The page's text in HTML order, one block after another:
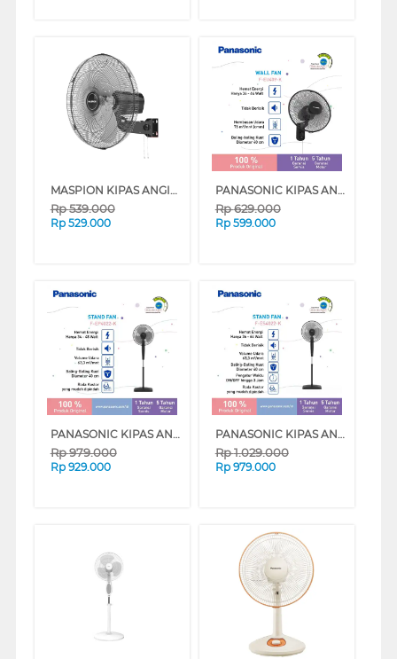
MASPION KIPAS ANGIN INDUSTRI INDUSTRIAL FAN PW456W
Rp539.000
Rp 529.000
PANASONIC KIPAS ANGIN DINDING WALL FAN BLACK F-EU409-K
Rp629.000
Rp 599.000
PANASONIC KIPAS ANGIN BERDIRI STAND FAN FEP4022 SERIES
Rp979.000
Rp 929.000
PANASONIC KIPAS ANGIN BERDIRI STAND FAN FES4022 SERIES
Rp1.029.000
Rp 979.000